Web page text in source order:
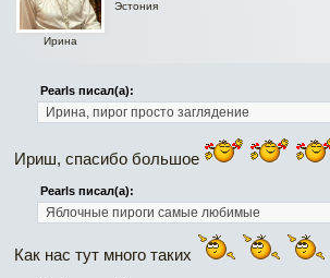
Ирина
Эстония
Pearls писал(а):
Ирина, пирог просто заглядение
Ириш, спасибо большое
Pearls писал(а):
Яблочные пироги самые любимые
Как нас тут много таких